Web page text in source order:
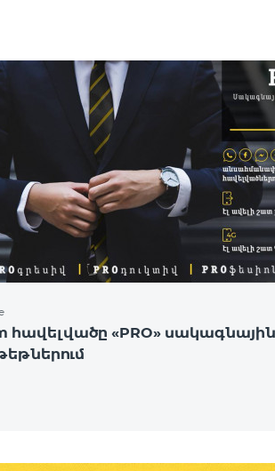
հավելվածը «PRO» սակագնային